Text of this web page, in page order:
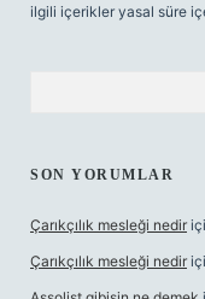
ilgili içerikler yasal süre
SON YORUMLAR
Çarıkçılık mesleği nedir
Çarıkçılık mesleği nedir